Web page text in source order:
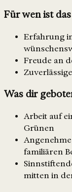
Für wen ist
Erfahrung
Freude an
Was dir
Arbeit auf
Grünen
familiären
mitten in